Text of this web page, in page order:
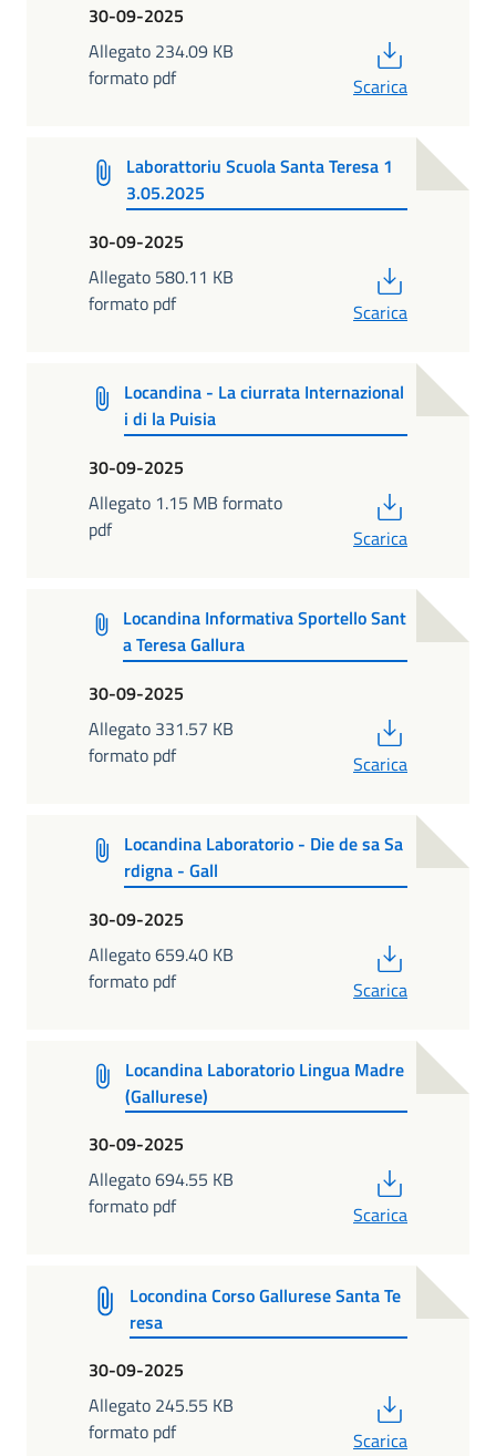
30-09-2025
Allegato 234.09 KB
formato pdf
Scarica
Laborattoriu Scuola Santa Teresa 1
3.05.2025
30-09-2025
Allegato 580.11 KB
formato pdf
Scarica
Locandina - La ciurrata Internazional
i di la Puisia
30-09-2025
Allegato 1.15 MB formato
pdf
Scarica
Locandina Informativa Sportello Sant
a Teresa Gallura
30-09-2025
Allegato 331.57 KB
formato pdf
Scarica
Locandina Laboratorio - Die de sa Sa
rdigna - Gall
30-09-2025
Allegato 659.40 KB
formato pdf
Scarica
Locandina Laboratorio Lingua Madre
(Gallurese)
30-09-2025
Allegato 694.55 KB
formato pdf
Scarica
Locondina Corso Gallurese Santa Te
resa
30-09-2025
Allegato 245.55 KB
formato pdf
Scarica